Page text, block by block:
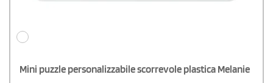
Mini puzzle personalizzabile scorrevole plastica Melanie